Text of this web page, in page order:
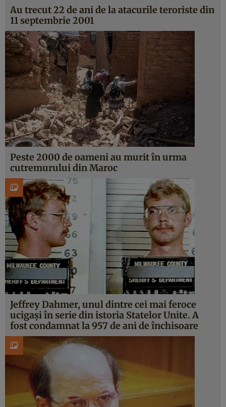
Au trecut 22 de ani de la atacurile teroriste din
11 septembrie 2001
Peste 2000 de oameni au murit în urma
cutremurului din Maroc
Jeffrey Dahmer, unul dintre cei mai feroce
ucigași în serie din istoria Statelor Unite. A
fost condamnat la 957 de ani de închisoare